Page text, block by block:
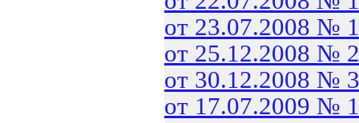
от 23.07.2008 №
от 25.12.2008 №
от 30.12.2008 №
от 17.07.2009 №